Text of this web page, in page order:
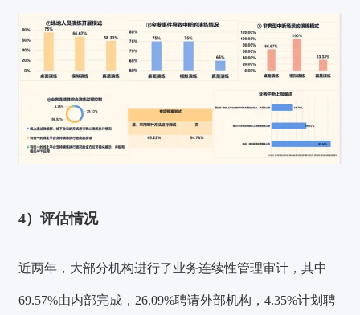
4）评估情况
近两年，大部分机构进行了业务连续性管理审计，其中
69.57%由内部完成，26.09%聘请外部机构，4.35%计划聘